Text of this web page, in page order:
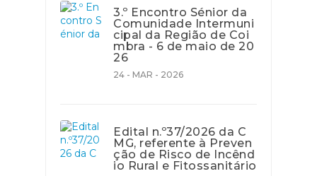
3.º Encontro Sénior da
Comunidade Intermuni
cipal da Região de Coi
mbra - 6 de maio de 20
26
24 - MAR - 2026
Edital n.º37/2026 da C
MG, referente à Preven
ção de Risco de Incênd
io Rural e Fitossanitário